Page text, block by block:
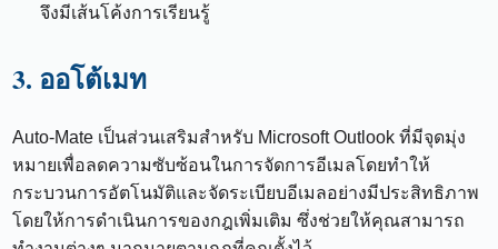
จึงมีเส้นโค้งการเรียนรู้
3. ออโต้เมท
Auto-Mate เป็นส่วนเสริมสำหรับ Microsoft Outlook ที่มีจุดมุ่ง
หมายเพื่อลดความซับซ้อนในการจัดการอีเมลโดยทำให้
กระบวนการอัตโนมัติและจัดระเบียบอีเมลอย่างมีประสิทธิภาพ
โดยให้การดำเนินการของกฎเพิ่มเติม ซึ่งช่วยให้คุณสามารถ